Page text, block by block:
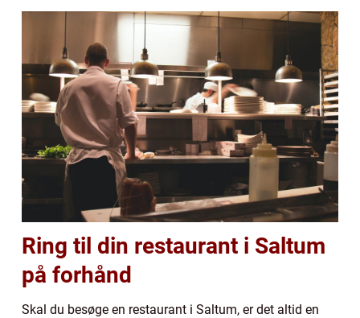
Ring til din restaurant i Saltum
på forhånd
Skal du besøge en restaurant i Saltum, er det altid en